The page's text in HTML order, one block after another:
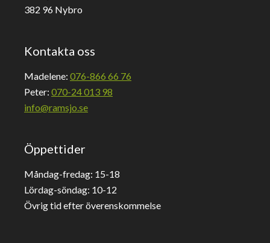
382 96 Nybro
Kontakta oss
Madelene: 076-866 66 76
Peter: 070-24 013 98
info@ramsjo.se
Öppettider
Måndag-fredag: 15-18
Lördag-söndag: 10-12
Övrig tid efter överenskommelse